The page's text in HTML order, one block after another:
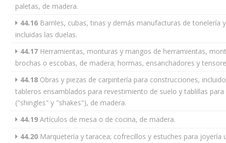
paletas, de madera.
44.16 Barriles, cubas, tinas y demás manufacturas de tonelería
incluidas las duelas.
44.17 Herramientas, monturas y mangos de herramientas,
brochas o escobas, de madera; hormas, ensanchadores y
44.18 Obras y piezas de carpintería para construcciones,
tableros ensamblados para revestimiento de suelo y tablillas
("shingles" y "shakes"), de madera.
44.19 Artículos de mesa o de cocina, de madera.
44.20 Marquetería y taracea; cofrecillos y estuches para joyería